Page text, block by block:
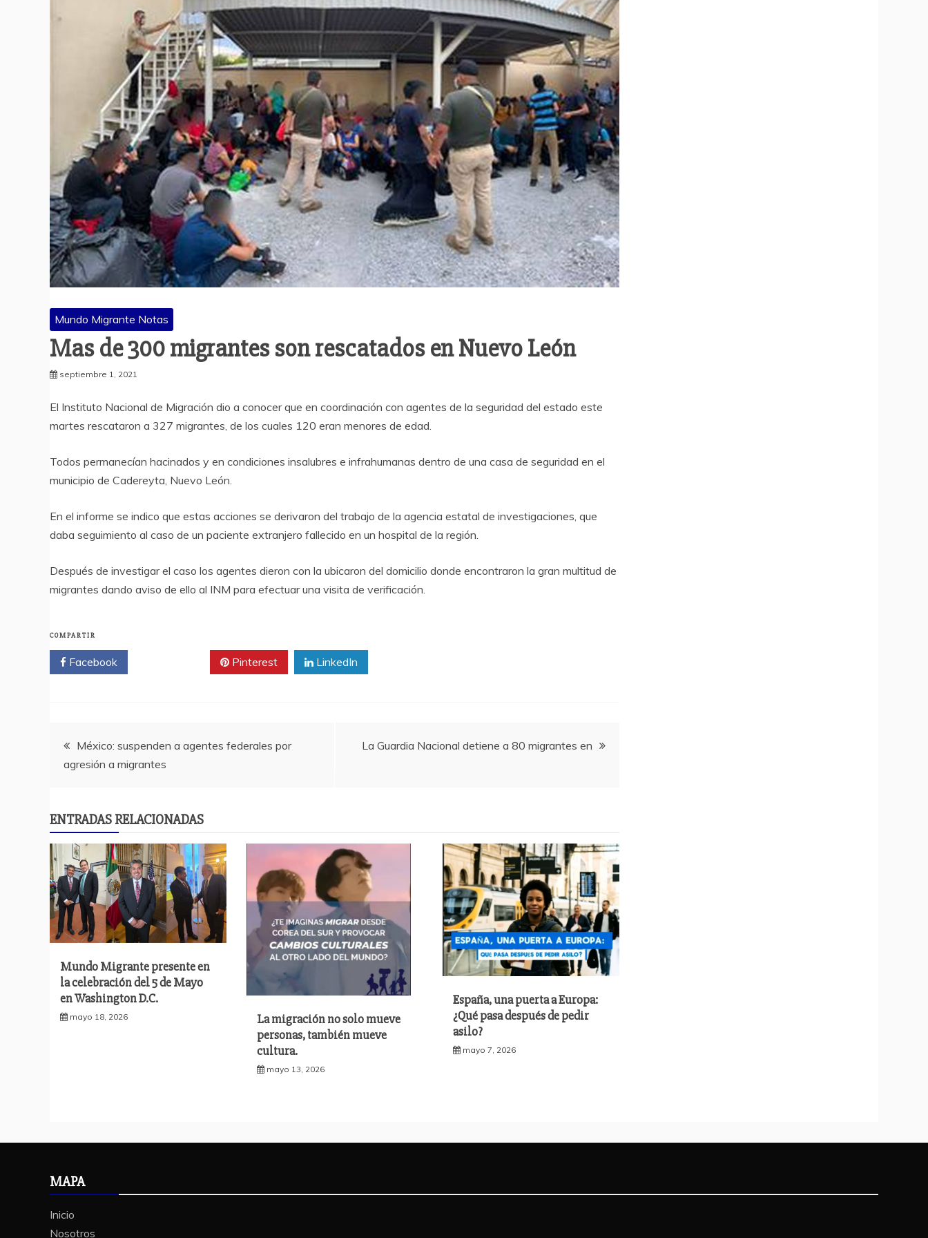
Mundo Migrante Notas
Mas de 300 migrantes son rescatados en Nuevo León
septiembre 1, 2021
El Instituto Nacional de Migración dio a conocer que en coordinación con agentes de la seguridad del estado este
martes rescataron a 327 migrantes, de los cuales 120 eran menores de edad.
Todos permanecían hacinados y en condiciones insalubres e infrahumanas dentro de una casa de seguridad en el
municipio de Cadereyta, Nuevo León.
En el informe se indico que estas acciones se derivaron del trabajo de la agencia estatal de investigaciones, que
daba seguimiento al caso de un paciente extranjero fallecido en un hospital de la región.
Después de investigar el caso los agentes dieron con la ubicaron del domicilio donde encontraron la gran multitud de
migrantes dando aviso de ello al INM para efectuar una visita de verificación.
COMPARTIR
Facebook Pinterest LinkedIn
Navegación
de
entradas
México: suspenden a agentes federales por
agresión a migrantes
La Guardia Nacional detiene a 80 migrantes en
ENTRADAS RELACIONADAS
Mundo Migrante presente en
la celebración del 5 de Mayo
en Washington D.C.
mayo 18, 2026
La migración no solo mueve
personas, también mueve
cultura.
mayo 13, 2026
España, una puerta a Europa:
¿Qué pasa después de pedir
asilo?
mayo 7, 2026
MAPA
Inicio
Nosotros